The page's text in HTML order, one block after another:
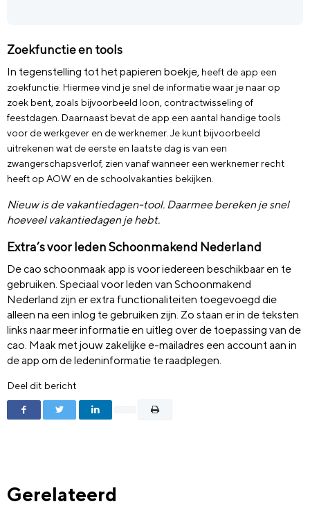
Zoekfunctie en tools
In tegenstelling tot het papieren boekje, heeft de app een
zoekfunctie Hiermee vind je snel de informatie waar je naar op
zoek bent, zoals bijvoorbeeld loon, contractwisseling of
feestdagen. Daarnaast bevat de app een aantal handigetools
voor dewerkgever en dewerknemer. Je kunt bijvoorbeeld
uitrekenen wat de eerste en laatste dag is van een
zwangerschapsverlof, zien vanaf wanneer een werknemer recht
heeft op AOW en de schoolvakanties bekijken.
Nieuw is de vakantiedagen-tool. Daarmee bereken je snel
hoeveel vakantiedagen je hebt.
Extra’s voorledenSchoonmakend Nederland
De cao schoonmaak app is voor iedereen beschikbaar en te
gebruiken. Speciaal voor leden van Schoonmakend
Nederland zijn er extra functionaliteiten toegevoegd die
alleen na een inlog te gebruiken zijn. Zo staan er in de teksten
links naar meer informatie en uitleg over de toepassing van de
cao. Maak met jouw zakelijke e-mailadres een account aan in
de app om de ledeninformatie teraadplegen.
Deel dit bericht
Gerelateerd